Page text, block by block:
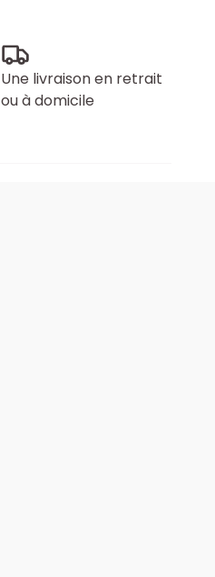
Une livraison en retrait
ou à domicile